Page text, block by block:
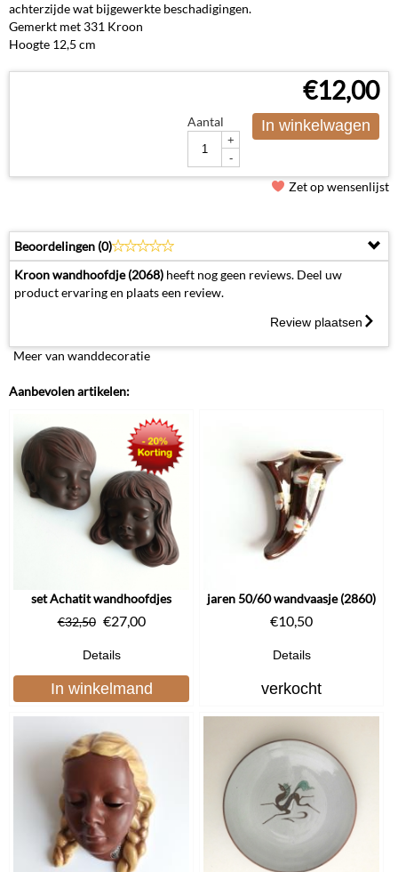
achterzijde wat bijgewerkte beschadigingen.
Gemerkt met 331 Kroon
Hoogte 12,5 cm
€12,00
Aantal
+
-
In winkelwagen
Zet op wensenlijst
Beoordelingen (0)
Kroon wandhoofdje (2068) heeft nog geen reviews. Deel uw
product ervaring en plaats een review.
Review plaatsen
Meer van wanddecoratie
Aanbevolen artikelen:
set Achatit wandhoofdjes
€32,50 €27,00
Details
In winkelmand
jaren 50/60 wandvaasje (2860)
€10,50
Details
verkocht